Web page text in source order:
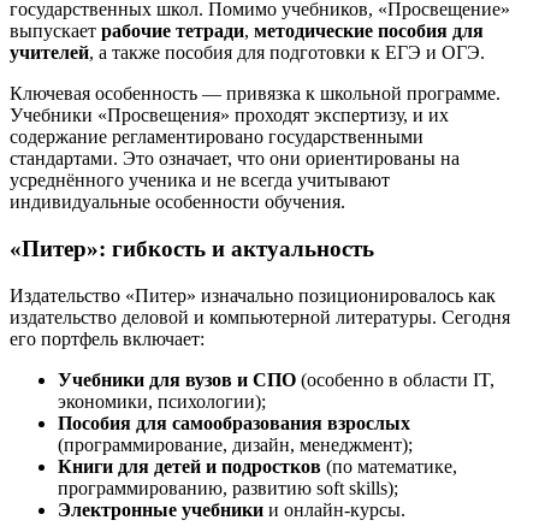
государственных школ. Помимо учебников, «Просвещение»
выпускает рабочие тетради, методические пособия для
учителей, а также пособия для подготовки к ЕГЭ и ОГЭ.
Ключевая особенность — привязка к школьной программе.
Учебники «Просвещения» проходят экспертизу, и их
содержание регламентировано государственными
стандартами. Это означает, что они ориентированы на
усреднённого ученика и не всегда учитывают
индивидуальные особенности обучения.
«Питер»: гибкость и актуальность
Издательство «Питер» изначально позиционировалось как
издательство деловой и компьютерной литературы. Сегодня
его портфель включает:
Учебники для вузов и СПО (особенно в области IT,
экономики, психологии);
Пособия для самообразования взрослых
(программирование, дизайн, менеджмент);
Книги для детей и подростков (по математике,
программированию, развитию soft skills);
Электронные учебники и онлайн-курсы.